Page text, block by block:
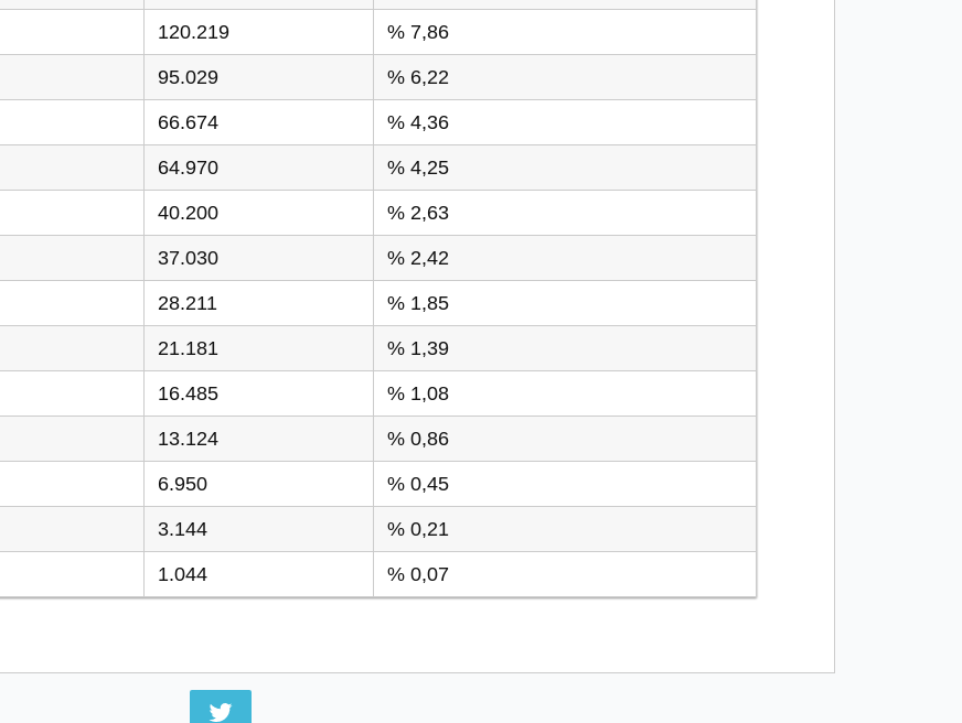
120.219 % 7,86
95.029 % 6,22
66.674 % 4,36
64.970 % 4,25
40.200 % 2,63
37.030 % 2,42
28.211 % 1,85
21.181 % 1,39
16.485 % 1,08
13.124 % 0,86
6.950 % 0,45
3.144 % 0,21
1.044 % 0,07